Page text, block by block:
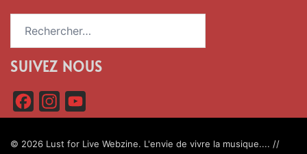
SUIVEZ NOUS
a
c
n
s
o
u
© 2026 Lust for Live Webzine. L'envie de vivre la musique.... //